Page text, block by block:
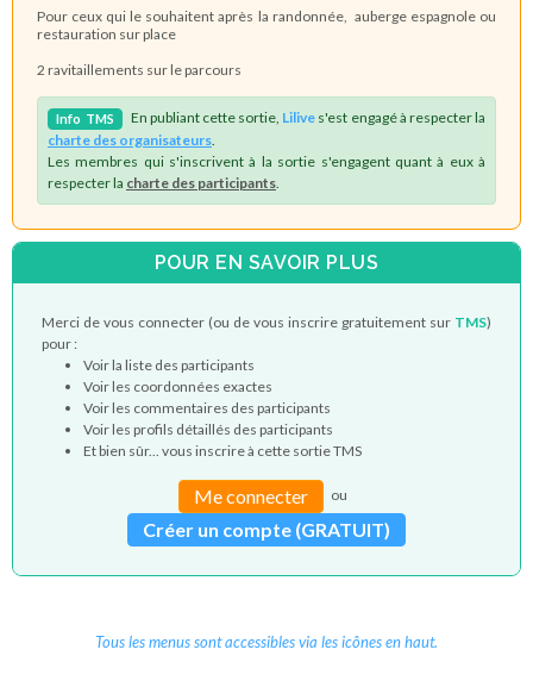
Pour ceux qui le souhaitent après la randonnée, auberge espagnole ou
restauration sur place
2 ravitaillements sur le parcours
Info TMS En publiant cette sortie, Lilive s'est engagé à respecter la
charte des organisateurs
Les membres qui s'inscrivent à la sortie s'engagent quant à eux à
respecter la charte des participants
POUR EN SAVOIR PLUS
Merci de vous connecter (ou de vous inscrire gratuitement sur TMS)
pour :
Voir la liste des participants
Voir les coordonnées exactes
Voir les commentaires des participants
Voir les profils détaillés des participants
Et bien sûr... vous inscrire à cette sortie TMS
Me connecter ou
Créer un compte (GRATUIT)
Tous les menus sont accessibles via les icônes en haut.